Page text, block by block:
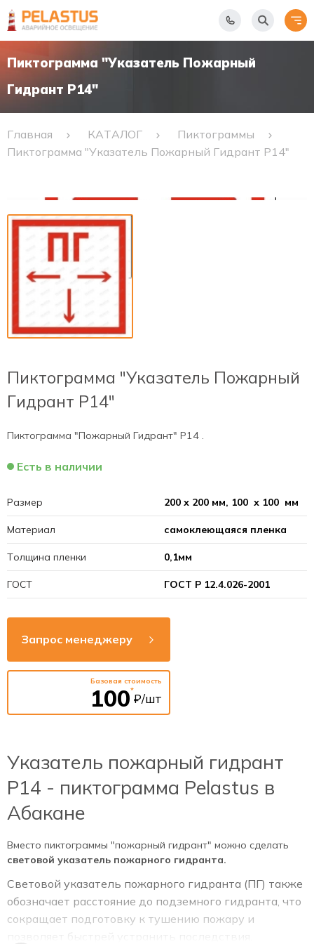
Пиктограмма "Указатель Пожарный
Гидрант Р14"
Главная КАТАЛОГ
Пиктограммы
Пиктограмма "Указатель Пожарный Гидрант Р14"
Пиктограмма "Указатель Пожарный
Гидрант Р14"
Пиктограмма "Пожарный Гидрант" Р14 .
Есть в наличии
Размер 200 х 200 мм, 100 х 100 мм
Материал самоклеющаяся пленка
Толщина пленки 0,1мм
ГОСТ ГОСТ Р 12.4.026-2001
Запрос менеджеру
Базовая стоимость
100*
₽/шт
Указатель пожарный гидрант
Р14 - пиктограмма Pelastus в
Абакане
Вместо пиктограммы "пожарный гидрант" можно сделать
световой указатель пожарного гидранта.
Световой указатель пожарного гидранта (ПГ) также
обозначает расстояние до подземного гидранта, что
сокращает подготовку к тушению пожару и
позволяет быстрей устранить последствия.